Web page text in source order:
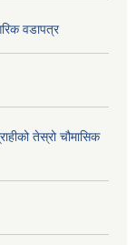
वडापत्र
तेस्रो चौमासिक